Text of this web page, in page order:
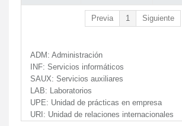
Previa 1 Siguiente
ADM: Administración
INF: Servicios informáticos
SAUX: Servicios auxiliares
LAB: Laboratorios
UPE: Unidad de prácticas en empresa
URI: Unidad de relaciones internacionales